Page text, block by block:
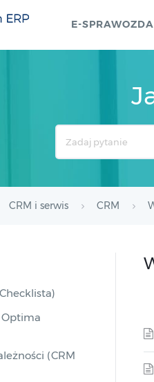
E-
CRM i serwis CRM
Optima
(CRM